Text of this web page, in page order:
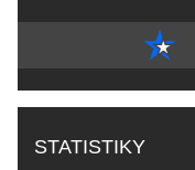
STATISTIKY